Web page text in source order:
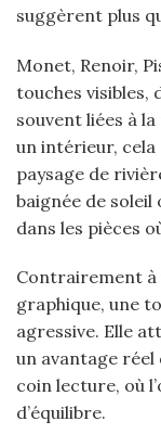
suggèrent plus
Monet, Renoir,
touches visibles,
souvent liées à
un intérieur, cela
paysage de
baignée de soleil
dans les pièces
Contrairement
graphique, une
agressive. Elle
un avantage réel
coin lecture, où
d’équilibre.